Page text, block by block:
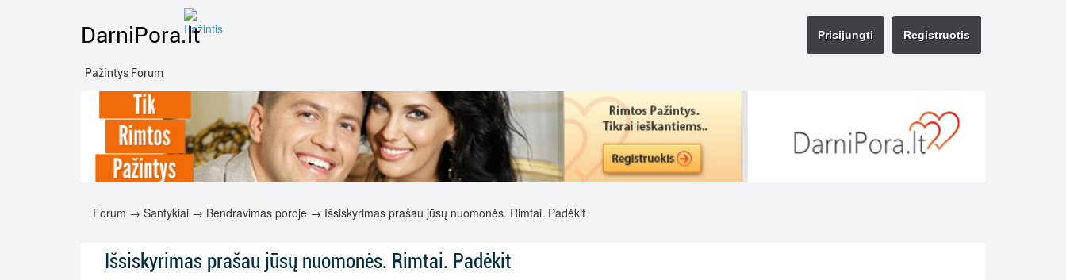
DarniPora.lt
Pažintys Forum
Registruotis
Prisijungti
Forum → Santykiai → Bendravimas poroje → Išsiskyrimas prašau jūsų nuomonės. Rimtai. Padėkit
Išsiskyrimas prašau jūsų nuomonės. Rimtai. Padėkit